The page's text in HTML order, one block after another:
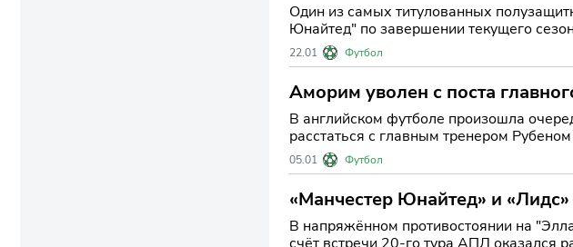
Один из самых титулованных
Юнайтед" по завершении текущего
года стал ключевой
22.01 Футбол
Аморим уволен с поста
В английском футболе произошла
расстаться с главным тренером
моментом для "красны
05.01 Футбол
«Манчестер Юнайтед» и
В напряжённом противостоянии на